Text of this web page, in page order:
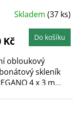
700 Kč ZDARMA
Skladem(37 ks)
Kč Do košíku
obloukový
skleník
4 x 3 m